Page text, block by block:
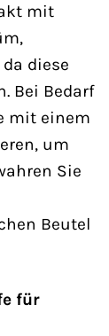
mit
diese
Bei Bedarf
mit einem
um
Sie
Beutel
für